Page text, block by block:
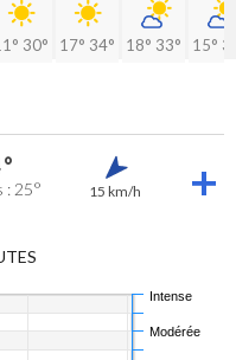
30° 17° 34° 18° 33° 15°
: 25° 15 km/h
Modérée
Intense